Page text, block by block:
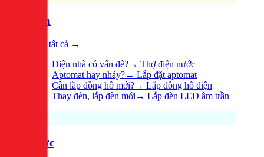
Điện
Xem tất cả →
Điện nhà có vấn đề?→ Thợ điện nước
Aptomat hay nhảy?→ Lắp đặt aptomat
Cần lắp đồng hồ mới?→ Lắp đồng hồ điện
Thay đèn, lắp đèn mới → Lắp đèn LED âm trần
Nước